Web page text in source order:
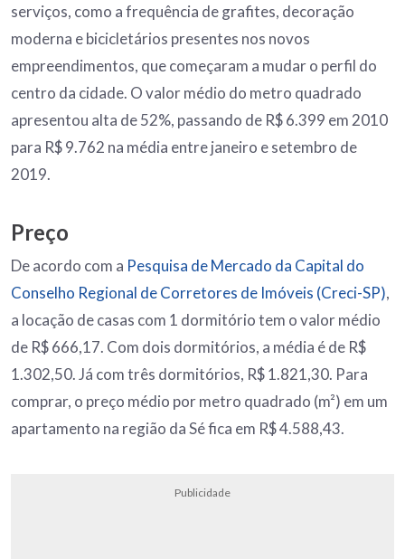
serviços, como a frequência de grafites, decoração
moderna e bicicletários presentes nos novos
empreendimentos, que começaram a mudar o perfil do
centro da cidade. O valor médio do metro quadrado
apresentou alta de 52%, passando de R$ 6.399 em 2010
para R$ 9.762 na média entre janeiro e setembro de
2019.
Preço
De acordo com a Pesquisa de Mercado da Capital do
Conselho Regional de Corretores de Imóveis (Creci-SP),
a locação de casas com 1 dormitório tem o valor médio
de R$ 666,17. Com dois dormitórios, a média é de R$
1.302,50. Já com três dormitórios, R$ 1.821,30. Para
comprar, o preço médio por metro quadrado (m²) em um
apartamento na região da Sé fica em R$ 4.588,43.
Publicidade